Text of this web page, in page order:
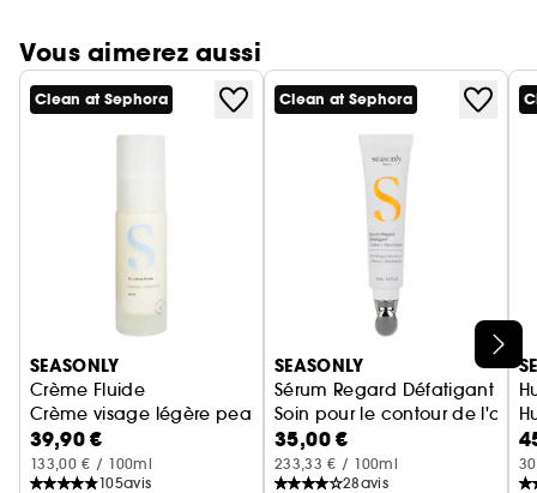
Vous aimerez aussi
Ignorer le carrousel produits
Clean at Sephora
SEASONLY
Crème Fluide
Crème visage légère peau normale à mixte
39,90 €
133,00 € / 100ml
105avis
Clean at Sephora
SEASONLY
Sérum Regard Défatigant
Soin pour le contour de l'œil
35,00 €
233,33 € / 100ml
28avis